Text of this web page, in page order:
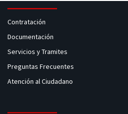
Contratación
Documentación
Servicios y Tramites
Preguntas Frecuentes
Atención al Ciudadano